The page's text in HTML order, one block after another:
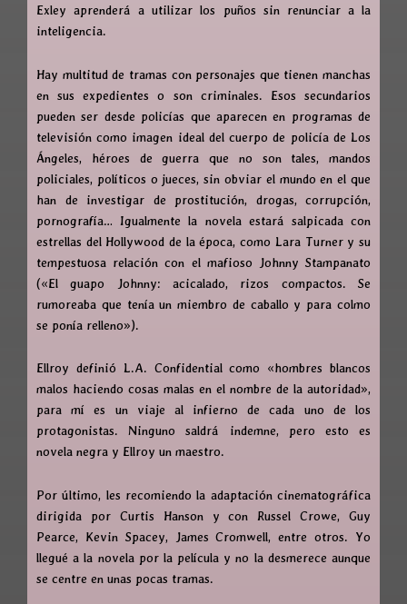
Exley aprenderá a utilizar los puños sin renunciar a la
inteligencia.
Hay multitud de tramas con personajes que tienen manchas
en sus expedientes o son criminales. Esos secundarios
pueden ser desde policías que aparecen en programas de
televisión como imagen ideal del cuerpo de policía de Los
Ángeles, héroes de guerra que no son tales, mandos
policiales, políticos o jueces, sin obviar el mundo en el que
han de investigar de prostitución, drogas, corrupción,
pornografía… Igualmente la novela estará salpicada con
estrellas del Hollywood de la época, como Lara Turner y su
tempestuosa relación con el mafioso Johnny Stampanato
(«El guapo Johnny: acicalado, rizos compactos. Se
rumoreaba que tenía un miembro de caballo y para colmo
se ponía relleno»).
Ellroy definió L.A. Confidential como «hombres blancos
malos haciendo cosas malas en el nombre de la autoridad»,
para mí es un viaje al infierno de cada uno de los
protagonistas. Ninguno saldrá indemne, pero esto es
novela negra y Ellroy un maestro.
Por último, les recomiendo la adaptación cinematográfica
dirigida por Curtis Hanson y con Russel Crowe, Guy
Pearce, Kevin Spacey, James Cromwell, entre otros. Yo
llegué a la novela por la película y no la desmerece aunque
se centre en unas pocas tramas.